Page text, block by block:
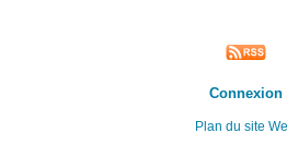
Connexion
Plan du site